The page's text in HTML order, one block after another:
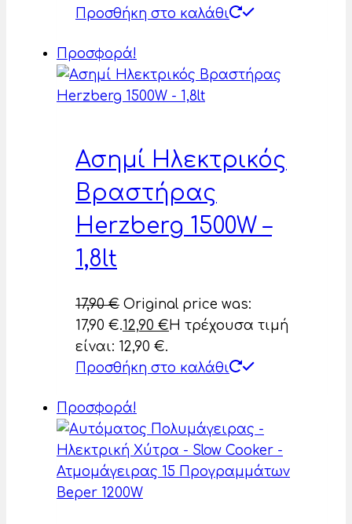
Προσθήκη στο καλάθι
Προσφορά!
Ασημί Ηλεκτρικός
Βραστήρας
Herzberg 1500W –
1,8lt
17,90€ Original price was:
17,90 €.12,90 €Η τρέχουσα τιμή
είναι: 12,90 €.
Προσθήκη στο καλάθι
Προσφορά!